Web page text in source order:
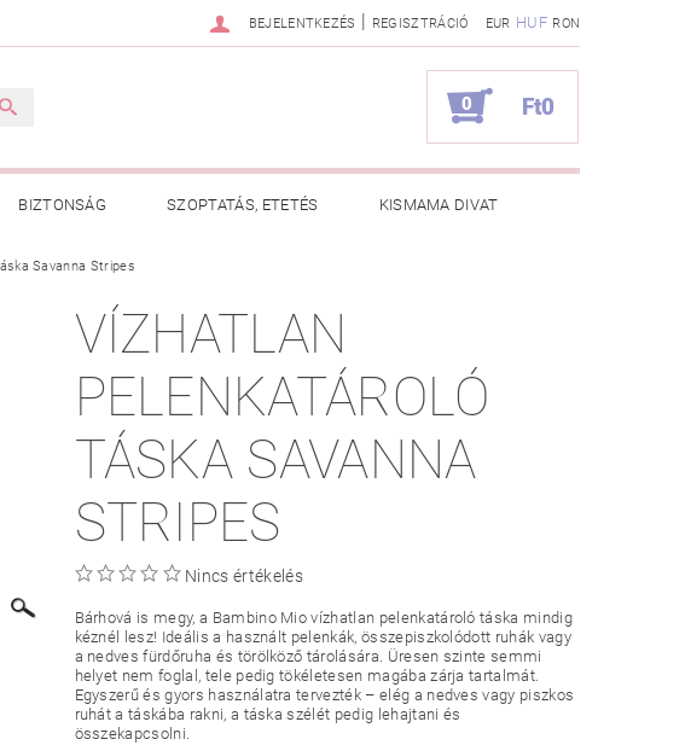
EUR HUF RON
BEJELENTKEZÉS | REGISZTRÁCIÓ
0 Ft0
BIZTONSÁG SZOPTATÁS, ETETÉS KISMAMA DIVAT
TÁJÉKOZTATÓ
HASZNOS TANÁCSOK
Savanna Stripes
VÍZHATLAN
PELENKATÁROLÓ
TÁSKA SAVANNA
STRIPES
Nincs értékelés
Bárhová is megy, a Bambino Mio vízhatlan pelenkatároló táska mindig
kéznél lesz! Ideális a használt pelenkák, összepiszkolódott ruhák vagy
a nedves fürdőruha és törölköző tárolására. Üresen szinte semmi
helyet nem foglal, tele pedig tökéletesen magába zárja tartalmát.
Egyszerű és gyors használatra tervezték – elég a nedves vagy piszkos
ruhát a táskába rakni, a táska szélét pedig lehajtani és
összekapcsolni.